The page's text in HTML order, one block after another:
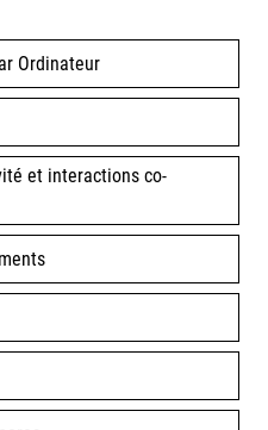
Ordinateur
et interactions co-